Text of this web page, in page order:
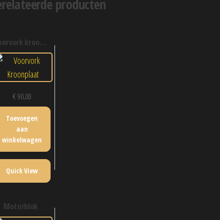
producten
kroonplaat
€90,00
Toevoegen
aan
winkelwagen
Quick View
motorblok